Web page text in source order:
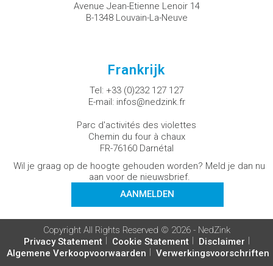
Avenue Jean-Etienne Lenoir 14
B-1348 Louvain-La-Neuve
Frankrijk
Tel: +33 (0)232 127 127
E-mail: infos@nedzink.fr
Parc d'activités des violettes
Chemin du four à chaux
FR-76160 Darnétal
Wil je graag op de hoogte gehouden worden? Meld je dan nu
aan voor de nieuwsbrief.
AANMELDEN
Copyright All Rights Reserved © 2026 - NedZink
Privacy Statement
Cookie Statement
Disclaimer
Algemene Verkoopvoorwaarden
Verwerkingsvoorschriften